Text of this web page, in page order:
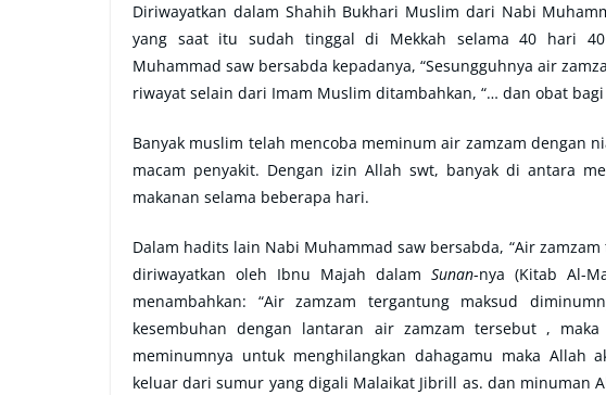
Diriwayatkan dalam Shahih Bukhari Muslim dari Nabi
yang saat itu sudah tinggal di Mekkah selama 40 hari
Muhammad saw bersabda kepadanya, “Sesungguhnya air
riwayat selain dari Imam Muslim ditambahkan, “… dan obat
Banyak muslim telah mencoba meminum air zamzam dengan
macam penyakit. Dengan izin Allah swt, banyak di antara
makanan selama beberapa hari.
Dalam hadits lain Nabi Muhammad saw bersabda, “Air
diriwayatkan oleh Ibnu Majah dalam Sunan-nya (Kitab Al-
menambahkan: “Air zamzam tergantung maksud
kesembuhan dengan lantaran air zamzam tersebut ,
meminumnya untuk menghilangkan dahagamu maka Allah
keluar dari sumur yang digali Malaikat Jibrill as. dan minuman